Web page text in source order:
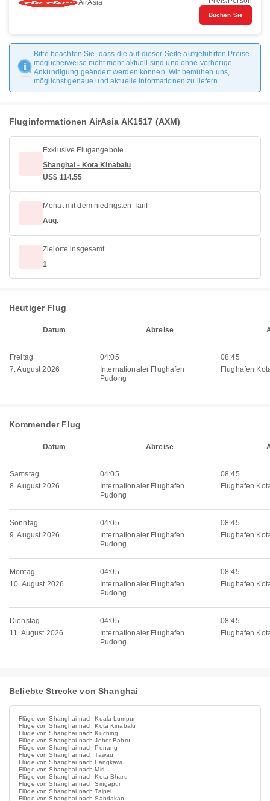
AirAsia
Buchen Sie
Bitte beachten Sie, dass die auf dieser Seite aufgeführten Preise
möglicherweise nicht mehr aktuell sind und ohne vorherige
Ankündigung geändert werden können. Wir bemühen uns,
möglichst genaue und aktuelle Informationen zu liefern.
Fluginformationen AirAsia AK1517 (AXM)
Exklusive Flugangebote
Shanghai - Kota Kinabalu
US$ 114.55
Monat mit dem niedrigsten Tarif
Aug.
Zielorte insgesamt
1
Heutiger Flug
Datum Abreise
Freitag
7. August 2026
04:05
Internationaler Flughafen
Pudong
08:45
Flughafen
Kommender Flug
Datum Abreise
Samstag
8. August 2026
04:05
Internationaler Flughafen
Pudong
08:45
Flughafen
Sonntag
9. August 2026
04:05
Internationaler Flughafen
Pudong
08:45
Flughafen
Montag
10. August 2026
04:05
Internationaler Flughafen
Pudong
08:45
Flughafen
Dienstag
11. August 2026
04:05
Internationaler Flughafen
Pudong
08:45
Flughafen
Beliebte Strecke von Shanghai
Flüge von Shanghai nach Kuala Lumpur
Flüge von Shanghai nach Kota Kinabalu
Flüge von Shanghai nach Kuching
Flüge von Shanghai nach Johor Bahru
Flüge von Shanghai nach Penang
Flüge von Shanghai nach Tawau
Flüge von Shanghai nach Langkawi
Flüge von Shanghai nach Miri
Flüge von Shanghai nach Kota Bharu
Flüge von Shanghai nach Singapur
Flüge von Shanghai nach Taipei
Flüge von Shanghai nach Sandakan